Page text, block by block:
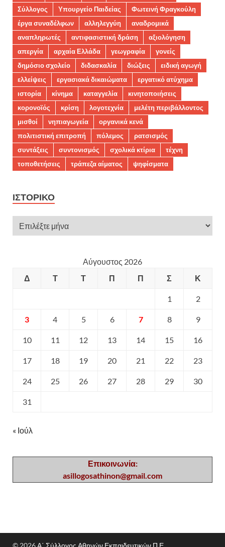
Σύλλογος
Υπουργείο Παιδείας
Φωτεινή Φραγκούλη
έργα συναδέλφων
αλληλεγγύη
αναδρομικά
αναπληρωτές
αντιφασιστική δράση
αξιολόγηση
απεργία
αρχαία Ελλάδα γεωγραφία
γονείς
δημόσιο σχολείο
διδασκαλία διώξεις
ειδική αγωγή
ελλείψεις
εργασιακά δικαιώματα
εργατικό ατύχημα
ιστορία
κίνημα καταγγελία
κινητοποιήσεις
κορονοϊός
κρίση λογοτεχνία
μελέτη περιβάλλοντος
μισθοί
νηπιαγωγεία
οργανικά κενά
πολιτιστική επιτροπή
πόλεμος
ρατσισμός
συντάξεις
συντονισμός σχολικά κτίρια
τέχνη
τοποθετήσεις
τράπεζα αίματος ψηφίσματα
ΙΣΤΟΡΙΚΌ
Αύγουστος 2026
Δ
Τ Τ Π Π Σ Κ
1 2
3 4 5 6 7 8 9
10 11 12 13 14 15 16
17 18 19 20 21 22 23
24 25 26 27 28 29 30
31
« Ιούλ
Επικοινωνία:
asillogosathinon@gmail.com